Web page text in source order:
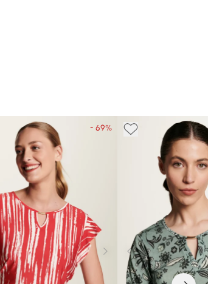
- 69%